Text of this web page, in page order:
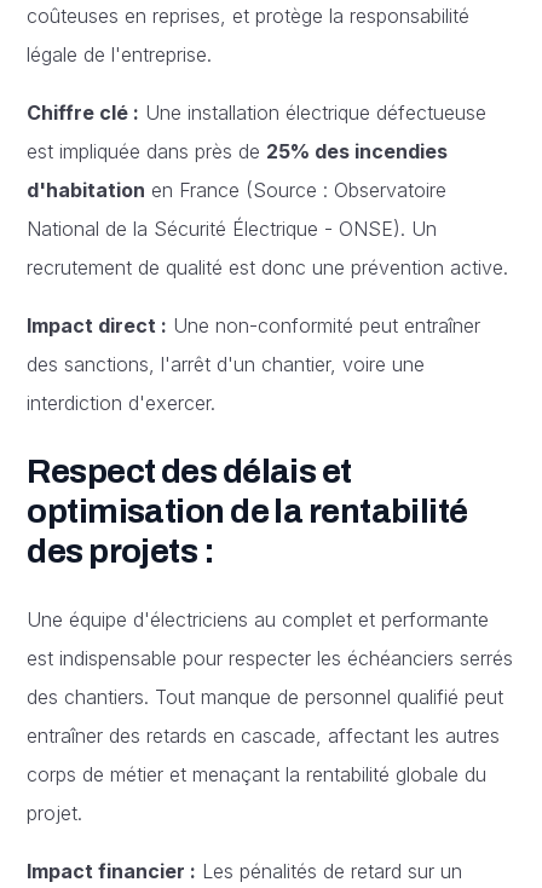
coûteuses en reprises, et protège la responsabilité
légale de l'entreprise.
Chiffre clé : Une installation électrique défectueuse
est impliquée dans près de 25% des incendies
d'habitation en France (Source : Observatoire
National de la Sécurité Électrique - ONSE). Un
recrutement de qualité est donc une prévention active.
Impact direct : Une non-conformité peut entraîner
des sanctions, l'arrêt d'un chantier, voire une
interdiction d'exercer.
Respect des délais et
optimisation de la rentabilité
des projets :
Une équipe d'électriciens au complet et performante
est indispensable pour respecter les échéanciers serrés
des chantiers. Tout manque de personnel qualifié peut
entraîner des retards en cascade, affectant les autres
corps de métier et menaçant la rentabilité globale du
projet.
Impact financier : Les pénalités de retard sur un